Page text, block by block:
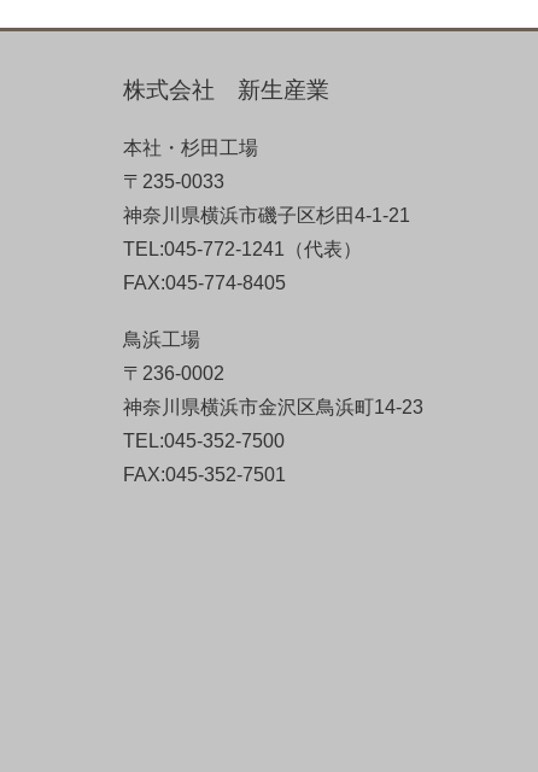
株式会社 新生産業
本社・杉田工場
〒235-0033
神奈川県横浜市磯子区杉田4-1-21
TEL:045-772-1241（代表）
FAX:045-774-8405
鳥浜工場
〒236-0002
神奈川県横浜市金沢区鳥浜町14-23
TEL:045-352-7500
FAX:045-352-7501